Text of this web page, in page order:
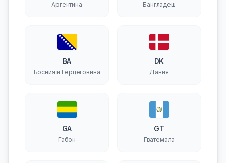
Аргентина Бангладеш
BA
Босния и Герцеговина
DK
Дания
GA
Габон
GT
Гватемала